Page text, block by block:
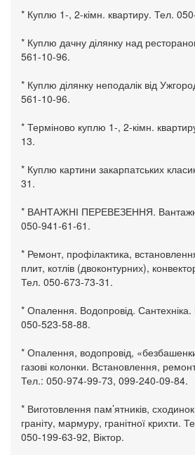
* Куплю 1-, 2-кімн. квартиру. Тел.
* Куплю дачну ділянку над
561-10-96.
* Куплю ділянку неподалік від
561-10-96.
* Терміново куплю 1-, 2-кімн.
13.
* Куплю картини закарпатських
31.
* ВАНТАЖНІ ПЕРЕВЕЗЕННЯ.
050-941-61-61.
* Ремонт, профілактика,
плит, котлів (двоконтурних),
Тел. 050-673-73-31.
* Опалення. Водопровід.
050-523-58-88.
* Опалення, водопровід,
газові колонки. Встановлення,
Тел.: 050-974-99-73, 099-240-09-84.
* Виготовлення пам’ятників, сходинок,
граніту, мармуру, гранітної крихти.
050-199-63-92, Віктор.